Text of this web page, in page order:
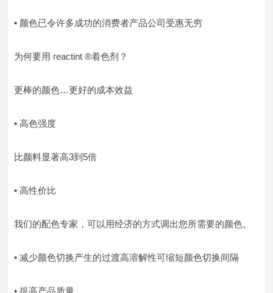
• 颜色已令许多成功的消费者产品公司受惠无穷
为何要用 reactint ®着色剂？
更棒的颜色…更好的成本效益
• 高色强度
比颜料显著高3到5倍
• 高性价比
我们的配色专家，可以用经济的方式调出您所需要的颜色。
• 减少颜色切换产生的过渡高溶解性可缩短颜色切换间隔
• 提高产品质量